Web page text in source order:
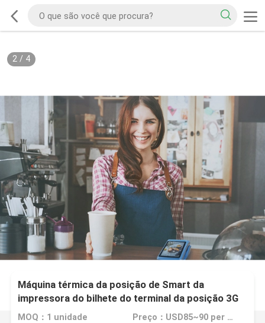
2/ 4
Máquina térmica da posição de Smart da
impressora do bilhete do terminal da posição 3G
MOQ：1 unidade Preço：USD85~90 per unit